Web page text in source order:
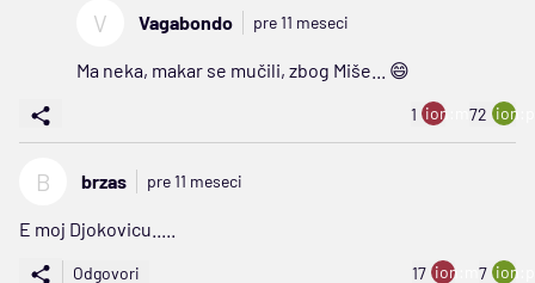
V Vagabondo pre 11 meseci
Ma neka, makar se mučili, zbog Miše... 😄
1 ion:minus
72
B brzas pre 11 meseci
E moj Djokovicu.....
Odgovori 17 ion:minus
7